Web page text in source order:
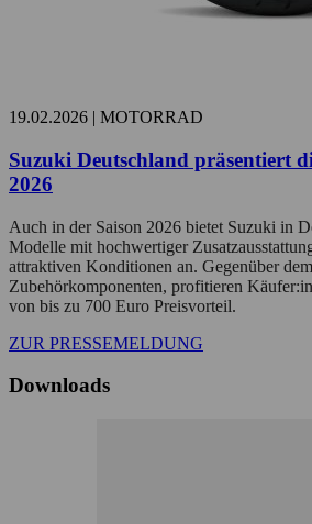
19.02.2026 | MOTORRAD
Suzuki Deutschland präsentiert
2026
Auch in der Saison 2026 bietet Suzuki in
Modelle mit hochwertiger
attraktiven Konditionen an. Gegenüber
Zubehörkomponenten, profitieren
von bis zu 700 Euro Preisvorteil.
ZUR PRESSEMELDUNG
Downloads